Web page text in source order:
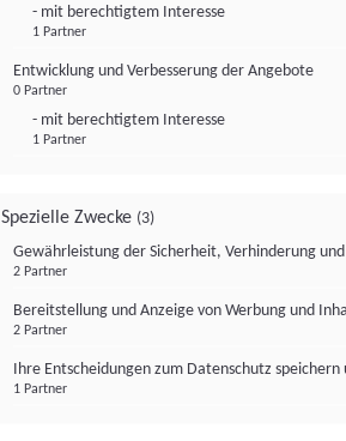
- mit berechtigtem Interesse
1 Partner
Entwicklung und Verbesserung der Angebote
0 Partner
- mit berechtigtem Interesse
1 Partner
Spezielle Zwecke (3)
Gewährleistung der Sicherheit, Verhinderung
2 Partner
Bereitstellung und Anzeige von Werbung und
2 Partner
Ihre Entscheidungen zum Datenschutz
1 Partner